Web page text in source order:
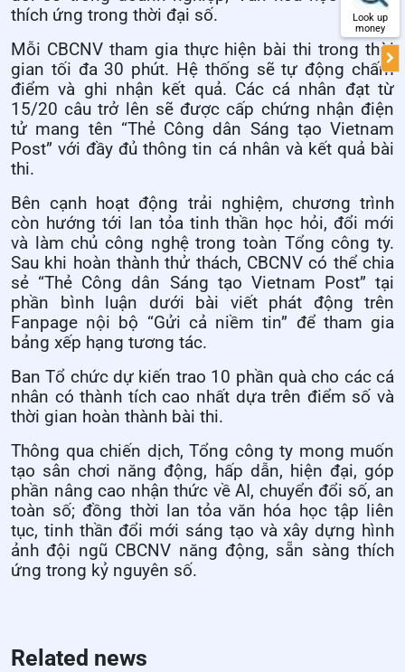
thích ứng trong thời đại số.
Mỗi CBCNV tham gia thực hiện bài thi trong thời
gian tối đa 30 phút. Hệ thống sẽ tự động chấm
điểm và ghi nhận kết quả. Các cá nhân đạt từ
15/20 câu trở lên sẽ được cấp chứng nhận điện
tử mang tên “Thẻ Công dân Sáng tạo Vietnam
Post” với đầy đủ thông tin cá nhân và kết quả bài
thi.
Bên cạnh hoạt động trải nghiệm, chương trình
còn hướng tới lan tỏa tinh thần học hỏi, đổi mới
và làm chủ công nghệ trong toàn Tổng công ty.
Sau khi hoàn thành thử thách, CBCNV có thể chia
sẻ “Thẻ Công dân Sáng tạo Vietnam Post” tại
phần bình luận dưới bài viết phát động trên
Fanpage nội bộ “Gửi cả niềm tin” để tham gia
bảng xếp hạng tương tác.
Ban Tổ chức dự kiến trao 10 phần quà cho các cá
nhân có thành tích cao nhất dựa trên điểm số và
thời gian hoàn thành bài thi.
Thông qua chiến dịch, Tổng công ty mong muốn
tạo sân chơi năng động, hấp dẫn, hiện đại, góp
phần nâng cao nhận thức về AI, chuyển đổi số, an
toàn số; đồng thời lan tỏa văn hóa học tập liên
tục, tinh thần đổi mới sáng tạo và xây dựng hình
ảnh đội ngũ CBCNV năng động, sẵn sàng thích
ứng trong kỷ nguyên số.
Related news
Look up
money